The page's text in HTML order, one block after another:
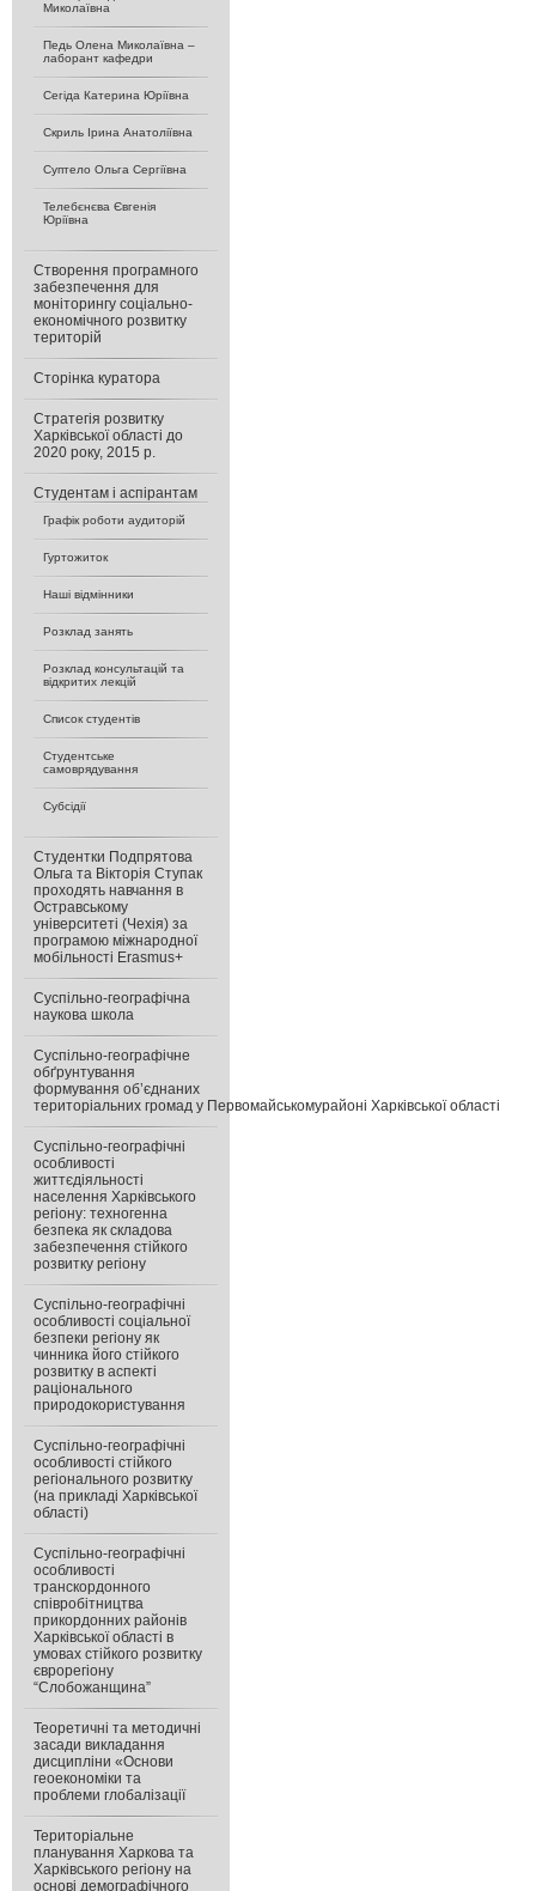
Миколаївна
Педь Олена Миколаївна –
лаборант кафедри
Сегіда Катерина Юріївна
Скриль Ірина Анатоліївна
Суптело Ольга Сергіївна
Телебєнєва Євгенія
Юріївна
Створення програмного
забезпечення для
моніторингу соціально-
економічного розвитку
територій
Сторінка куратора
Стратегія розвитку
Харківської області до
2020 року, 2015 р.
Студентам і аспірантам
Графік роботи аудиторій
Гуртожиток
Наші відмінники
Розклад занять
Розклад консультацій та
відкритих лекцій
Список студентів
Студентське
самоврядування
Субсідії
Студентки Подпрятова
Ольга та Вікторія Ступак
проходять навчання в
Остравському
університеті (Чехія) за
програмою міжнародної
мобільності Erasmus+
Суспільно-географічна
наукова школа
Суспільно-географічне
обґрунтування
формування об’єднаних
територіальних громад у Первомайськомурайоні Харківської області
Суспільно-географічні
особливості
життєдіяльності
населення Харківського
регіону: техногенна
безпека як складова
забезпечення стійкого
розвитку регіону
Суспільно-географічні
особливості соціальної
безпеки регіону як
чинника його стійкого
розвитку в аспекті
раціонального
природокористування
Суспільно-географічні
особливості стійкого
регіонального розвитку
(на прикладі Харківської
області)
Суспільно-географічні
особливості
транскордонного
співробітництва
прикордонних районів
Харківської області в
умовах стійкого розвитку
єврорегіону
“Слобожанщина”
Теоретичні та методичні
засади викладання
дисципліни «Основи
геоекономіки та
проблеми глобалізації
Територіальне
планування Харкова та
Харківського регіону на
основі демографічного